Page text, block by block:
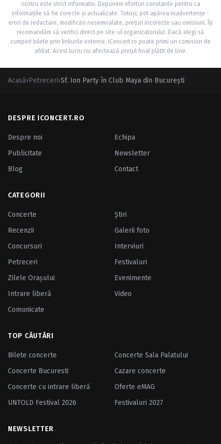
nostru este strict informativ. Depunem eforturi constante pentru ca
informațiile să fie corecte și actualizate. Totuși, pot apărea inadvertențe -
erori de redactare, modificări nesemnalate, prețuri incorecte sau omisiuni. Îți
recomandăm să verifici direct pe site-ul organizatorului. Dacă alegi să
cumperi bilete prin linkurile externe, iConcert.ro poate primi un comision de
afiliat. Acest lucru nu afectează prețul final plătit de tine.
Acasă›Petreceri›Sf. Ion Party în Club Maya din Bucureşti
DESPRE ICONCERT.RO
Despre noi
Echipa
Publicitate
Newsletter
Blog
Contact
CATEGORII
Concerte
Ştiri
Recenzii
Galerii foto
Concursuri
Interviuri
Petreceri
Festivaluri
Zilele Oraşului
Evenimente
Intrare liberă
Video
Comunicate
TOP CĂUTĂRI
Bilete concerte
Concerte Sala Palatului
Concerte Bucuresti
Cazare concerte
Concerte cu intrare liberă
Oferte eMAG
UNTOLD Festival 2026
Festivaluri 2027
NEWSLETTER